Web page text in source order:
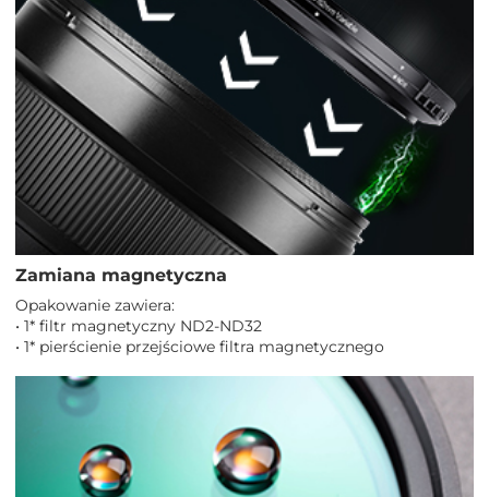
Zamiana magnetyczna
Opakowanie zawiera:
• 1* filtr magnetyczny ND2-ND32
• 1* pierścienie przejściowe filtra magnetycznego